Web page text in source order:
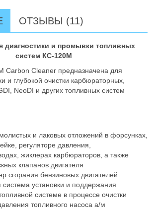
ОТЗЫВЫ (11)
диагностики и промывки топливных
систем КС-120М
Carbon Cleaner предназначена для
и глубокой очистки карбюраторных,
NeoDI и других топливных систем
и лаковых отложений в форсунках,
регуляторе давления,
жиклерах карбюраторов, а также
клапанов двигателя
сгорания бензиновых двигателей
система установки и поддержания
системе в процессе очистки
топливного насоса а/м